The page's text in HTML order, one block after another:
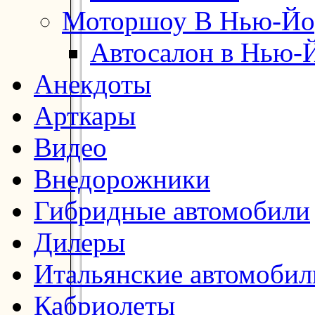
Моторшоу В Нью-
Автосалон в Нью-
Анекдоты
Арткары
Видео
Внедорожники
Гибридные автомобили
Дилеры
Итальянские
Кабриолеты